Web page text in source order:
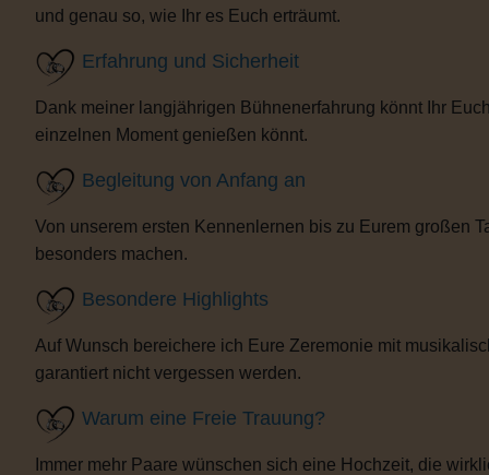
und genau so, wie Ihr es Euch erträumt.
Erfahrung und Sicherheit
Dank meiner langjährigen Bühnenerfahrung könnt Ihr
einzelnen Moment genießen könnt.
Begleitung von Anfang an
Von unserem ersten Kennenlernen bis zu Eurem großen
besonders machen.
Besondere Highlights
Auf Wunsch bereichere ich Eure Zeremonie mit
garantiert nicht vergessen werden.
Warum eine Freie Trauung?
Immer mehr Paare wünschen sich eine Hochzeit, die